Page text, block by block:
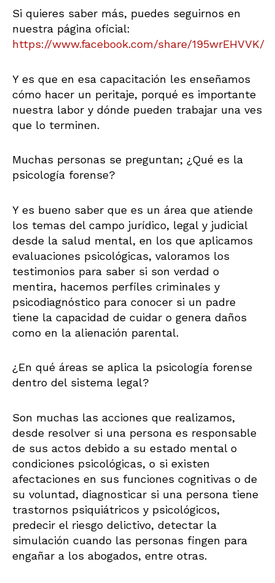
Si quieres saber más, puedes seguirnos en
nuestra página oficial:
https://www.facebook.com/share/195wrEHVVK/
Y es que en esa capacitación les enseñamos
cómo hacer un peritaje, porqué es importante
nuestra labor y dónde pueden trabajar una ves
que lo terminen.
Muchas personas se preguntan; ¿Qué es la
psicología forense?
Y es bueno saber que es un área que atiende
los temas del campo jurídico, legal y judicial
desde la salud mental, en los que aplicamos
evaluaciones psicológicas, valoramos los
testimonios para saber si son verdad o
mentira, hacemos perfiles criminales y
psicodiagnóstico para conocer si un padre
tiene la capacidad de cuidar o genera daños
como en la alienación parental.
¿En qué áreas se aplica la psicología forense
dentro del sistema legal?
Son muchas las acciones que realizamos,
desde resolver si una persona es responsable
de sus actos debido a su estado mental o
condiciones psicológicas, o si existen
afectaciones en sus funciones cognitivas o de
su voluntad, diagnosticar si una persona tiene
trastornos psiquiátricos y psicológicos,
predecir el riesgo delictivo, detectar la
simulación cuando las personas fingen para
engañar a los abogados, entre otras.